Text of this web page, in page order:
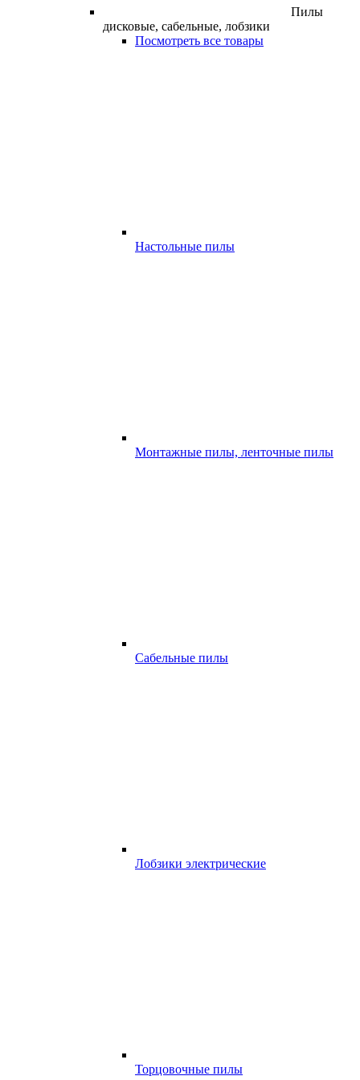
Пилы
дисковые, сабельные, лобзики
Посмотреть все товары
Настольные пилы
Монтажные пилы, ленточные пилы
Сабельные пилы
Лобзики электрические
Торцовочные пилы